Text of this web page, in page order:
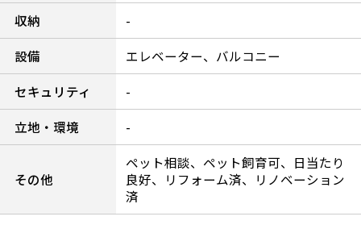
収納
-
設備
エレベーター、バルコニー
セキュリティ
-
立地・環境
-
その他
ペット相談、ペット飼育可、日当たり
良好、リフォーム済、リノベーション
済